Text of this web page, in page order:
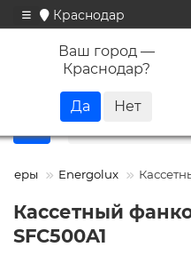
Краснодар
Ваш город —
Краснодар?
Energolux
Кассетный
SFC500A1